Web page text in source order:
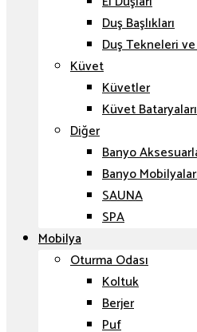
Duş Başlıkları
Duş Tekneleri
Küvet
Küvetler
Küvet Bataryaları
Diğer
Banyo
Banyo
SAUNA
SPA
Mobilya
Oturma Odası
Koltuk
Berjer
Puf